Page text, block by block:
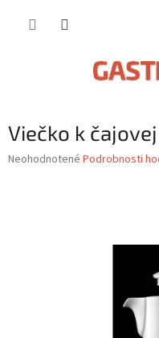
Viečko k
Priemerné
Neohodnotené Podrobnosti